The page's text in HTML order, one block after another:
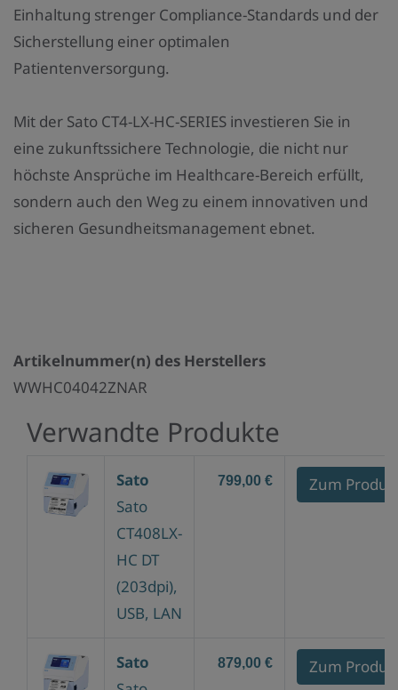
Einhaltung strenger Compliance-Standards und der
Sicherstellung einer optimalen
Patientenversorgung.
Mit der Sato CT4-LX-HC-SERIES investieren Sie in
eine zukunftssichere Technologie, die nicht nur
höchste Ansprüche im Healthcare-Bereich erfüllt,
sondern auch den Weg zu einem innovativen und
sicheren Gesundheitsmanagement ebnet.
Artikelnummer(n) des Herstellers
WWHC04042ZNAR
Verwandte Produkte
Sato
Sato
CT408LX-
HC DT
(203dpi),
USB, LAN
799,00 € Zum
Sato
879,00 € Zum